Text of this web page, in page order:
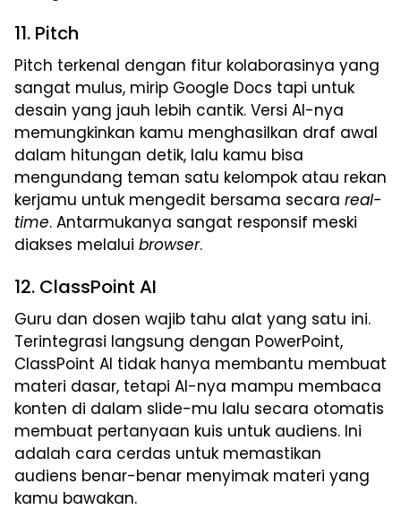
11. Pitch
Pitch terkenal dengan fitur kolaborasinya yang
sangat mulus, mirip Google Docs tapi untuk
desain yang jauh lebih cantik. Versi AI-nya
memungkinkan kamu menghasilkan draf awal
dalam hitungan detik, lalu kamu bisa
mengundang teman satu kelompok atau rekan
kerjamu untuk mengedit bersama secara real-
time. Antarmukanya sangat responsif meski
diakses melalui browser.
12. ClassPoint AI
Guru dan dosen wajib tahu alat yang satu ini.
Terintegrasi langsung dengan PowerPoint,
ClassPoint AI tidak hanya membantu membuat
materi dasar, tetapi AI-nya mampu membaca
konten di dalam slide-mu lalu secara otomatis
membuat pertanyaan kuis untuk audiens. Ini
adalah cara cerdas untuk memastikan
audiens benar-benar menyimak materi yang
kamu bawakan.